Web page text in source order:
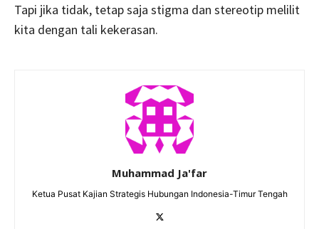
Tapi jika tidak, tetap saja stigma dan stereotip melilit
kita dengan tali kekerasan.
Muhammad Ja'far
Ketua Pusat Kajian Strategis Hubungan Indonesia-Timur Tengah